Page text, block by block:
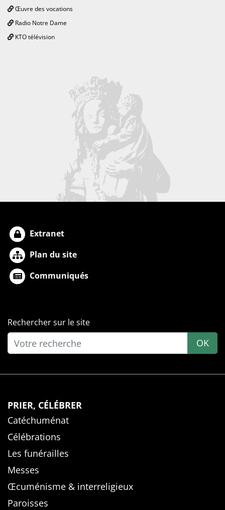
Œuvre des vocations
Radio Notre Dame
KTO télévision
Extranet
Plan du site
Communiqués
Rechercher sur le site
OK
PRIER, CÉLÉBRER
Catéchuménat
Célébrations
Les funérailles
Messes
Œcuménisme & interreligieux
Paroisses